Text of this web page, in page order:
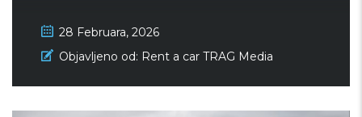
28 Februara, 2026
Objavljeno od: Rent a car TRAG Media